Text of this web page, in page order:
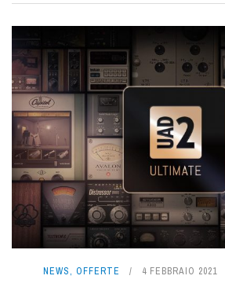
NEWS, OFFERTE 4 FEBBRAIO 2021